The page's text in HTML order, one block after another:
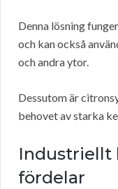
Denna lösning
och kan också
och andra ytor.
Dessutom är
behovet av starka
Industriellt
fördelar